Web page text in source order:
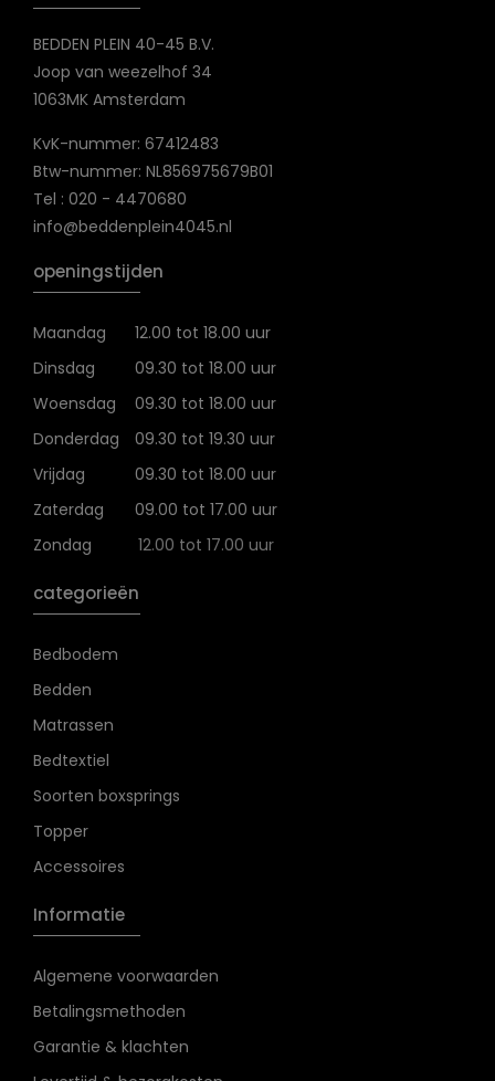
BEDDEN PLEIN 40-45 B.V.
Joop van weezelhof 34
1063MK Amsterdam
KvK-nummer: 67412483
Btw-nummer: NL856975679B01
Tel : 020 - 4470680
info@beddenplein4045.nl
openingstijden
Maandag
12.00 tot 18.00 uur
Dinsdag
09.30 tot 18.00 uur
Woensdag
09.30 tot 18.00 uur
Donderdag
09.30 tot 19.30 uur
Vrijdag
09.30 tot 18.00 uur
Zaterdag
09.00 tot 17.00 uur
Zondag
12.00 tot 17.00 uur
categorieën
Bedbodem
Bedden
Matrassen
Bedtextiel
Soorten boxsprings
Topper
Accessoires
Informatie
Algemene voorwaarden
Betalingsmethoden
Garantie & klachten